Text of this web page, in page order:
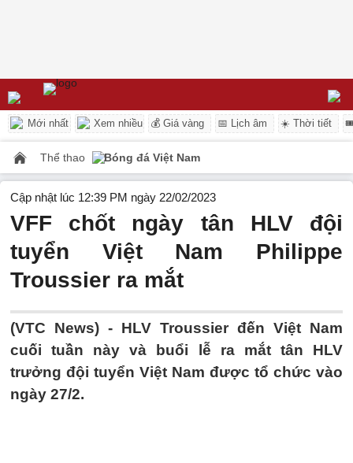
Mới nhất Xem nhiều 💰 Giá vàng 📅 Lịch âm ☀️ Thời tiết
Thể thao Bóng đá Việt Nam
Cập nhật lúc 12:39 PM ngày 22/02/2023
VFF chốt ngày tân HLV đội
tuyển Việt Nam Philippe
Troussier ra mắt
(VTC News) - HLV Troussier đến Việt Nam
cuối tuần này và buổi lễ ra mắt tân HLV
trưởng đội tuyển Việt Nam được tổ chức vào
ngày 27/2.